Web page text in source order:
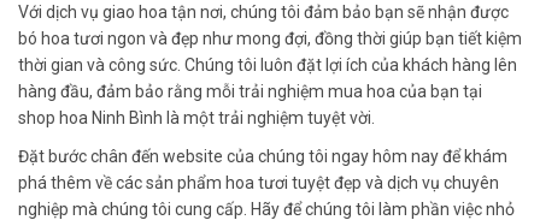
Với dịch vụ giao hoa tận nơi, chúng tôi đảm bảo bạn sẽ nhận được
bó hoa tươi ngon và đẹp như mong đợi, đồng thời giúp bạn tiết kiệm
thời gian và công sức. Chúng tôi luôn đặt lợi ích của khách hàng lên
hàng đầu, đảm bảo rằng mỗi trải nghiệm mua hoa của bạn tại
shop hoa Ninh Bình là một trải nghiệm tuyệt vời.
Đặt bước chân đến website của chúng tôi ngay hôm nay để khám
phá thêm về các sản phẩm hoa tươi tuyệt đẹp và dịch vụ chuyên
nghiệp mà chúng tôi cung cấp. Hãy để chúng tôi làm phần việc nhỏ